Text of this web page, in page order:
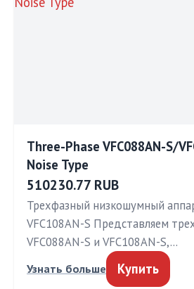
Three-Phase VFC088AN-S/
Noise Type
510230.77 RUB
Трехфазный низкошумный
VFC108AN-S Представляем
VFC088AN-S и VFC108AN-S,…
Узнать больше Купить